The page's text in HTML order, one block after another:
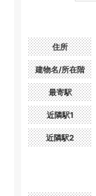
住所
建物名/所在階
最寄駅
近隣駅1
近隣駅2